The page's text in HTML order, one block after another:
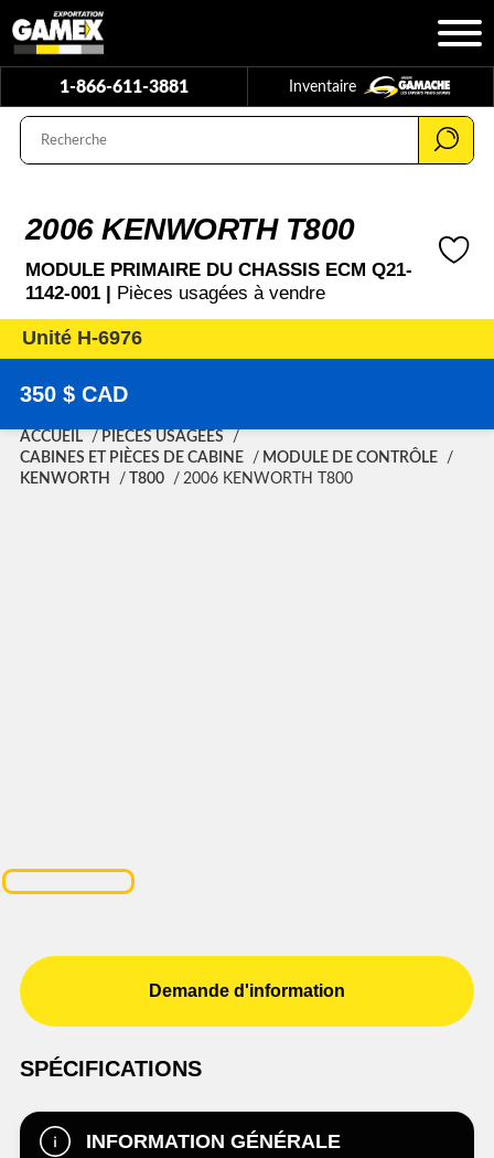
1-866-611-3881 Inventaire
2006 KENWORTH T800
MODULE PRIMAIRE DU CHASSIS ECM Q21-
1142-001 | Pièces usagées à vendre
Unité H-6976
350 $ CAD
ACCUEIL
PIÈCES USAGÉES
CABINES ET PIÈCES DE CABINE
MODULE DE CONTRÔLE
KENWORTH
T800 2006 KENWORTH T800
Demande d'information
SPÉCIFICATIONS
INFORMATION GÉNÉRALE